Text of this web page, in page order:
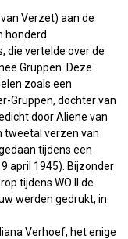
Verzet) aan de
honderd
die vertelde over de
Gruppen. Deze
zoals een
Gruppen, dochter van
door Aliene van
tweetal verzen van
tijdens een
april 1945). Bijzonder
tijdens WO II de
werden gedrukt, in
Verhoef, het enige